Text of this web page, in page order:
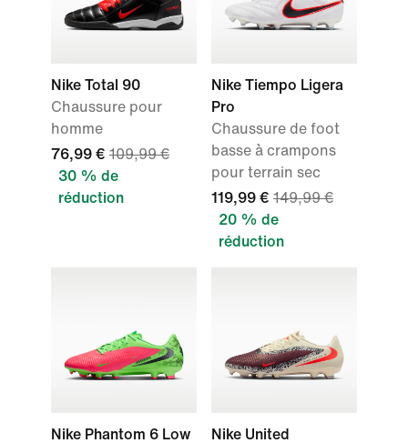
Nike Total 90
Chaussure pour
homme
76,99 € 109,99 €
30 % de
réduction
Nike Tiempo Ligera
Pro
Chaussure de foot
basse à crampons
pour terrain sec
119,99 € 149,99 €
20 % de
réduction
Nike Phantom 6 Low
Nike United